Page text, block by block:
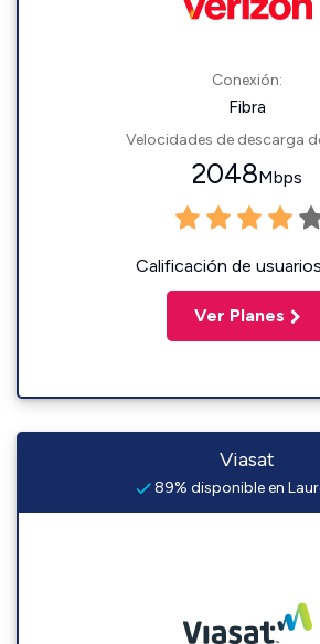
Conexión:
Fibra
Velocidades de descarga
2048Mbps
Calificación de
Ver Planes
Viasat
89% disponible en